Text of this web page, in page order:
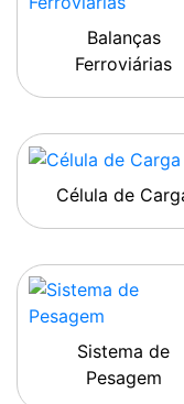
Balanças
Ferroviárias
Célula de
Sistema de
Pesagem